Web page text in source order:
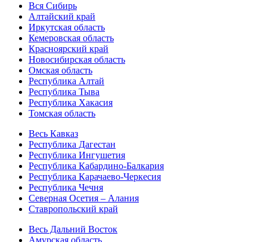
Вся Сибирь
Алтайский край
Иркутская область
Кемеровская область
Красноярский край
Новосибирская область
Омская область
Республика Алтай
Республика Тыва
Республика Хакасия
Томская область
Весь Кавказ
Республика Дагестан
Республика Ингушетия
Республика Кабардино-Балкария
Республика Карачаево-Черкесия
Республика Чечня
Северная Осетия – Алания
Ставропольский край
Весь Дальний Восток
Амурская область